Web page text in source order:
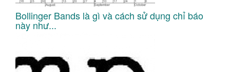
Bollinger Bands là gì và cách sử dụng chỉ báo
này như...